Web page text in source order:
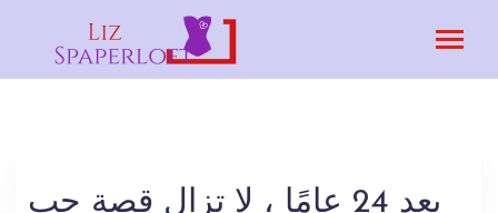
بعد 24 عامًا ، لا تزال قصة حب